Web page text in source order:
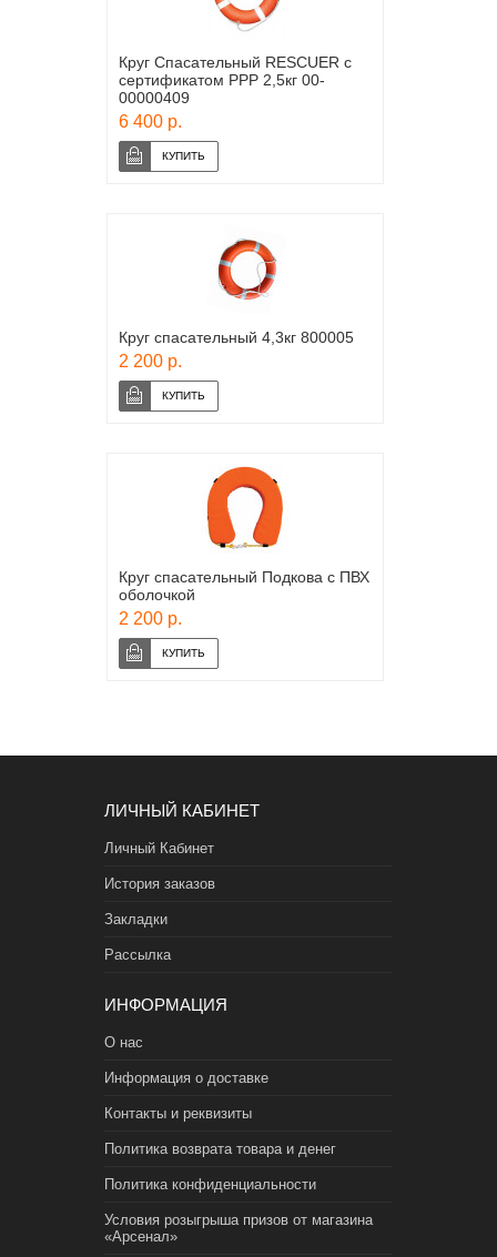
Круг Спасательный RESCUER c
сертификатом РРР 2,5кг 00-
00000409
6 400 р.
Круг спасательный 4,3кг 800005
2 200 р.
Круг спасательный Подкова с ПВХ
оболочкой
2 200 р.
ЛИЧНЫЙ КАБИНЕТ
Личный Кабинет
История заказов
Закладки
Рассылка
ИНФОРМАЦИЯ
О нас
Информация о доставке
Контакты и реквизиты
Политика возврата товара и денег
Политика конфиденциальности
Условия розыгрыша призов от магазина
«Арсенал»